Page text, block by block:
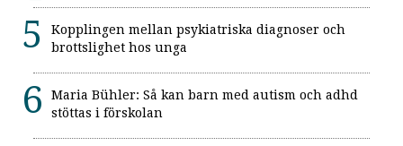
Kopplingen mellan psykiatriska diagnoser och
brottslighet hos unga
Maria Bühler: Så kan barn med autism och adhd
stöttas i förskolan